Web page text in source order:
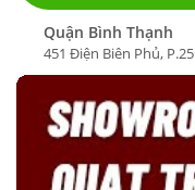
Quận Bình Thạnh
451 Điện Biên Phủ, P.25